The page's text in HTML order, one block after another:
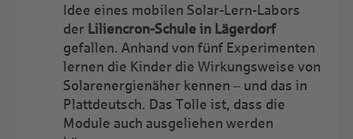
Idee eines mobilen Solar-Lern-Labors
der Liliencron-Schule in Lägerdorf
gefallen. Anhand von fünf Experimenten
lernen die Kinder die Wirkungsweise von
Solarenergienäher kennen – und das in
Plattdeutsch. Das Tolle ist, dass die
Module auch ausgeliehen werden